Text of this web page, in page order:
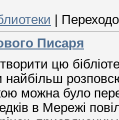
|
Писаря
цю
найбільш
можна було
в Мережі